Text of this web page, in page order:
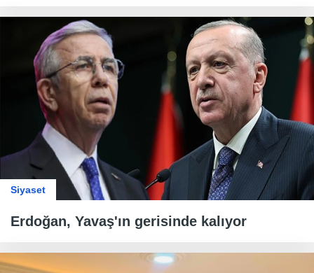
Siyaset
Erdoğan, Yavaş'ın gerisinde kalıyor